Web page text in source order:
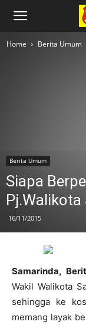
Home Berita Umum
Berita Umum
Siapa
Pj.Walikota
16/11/2015
Samarinda,
Wakil Walikota
sehingga ke
memang layak